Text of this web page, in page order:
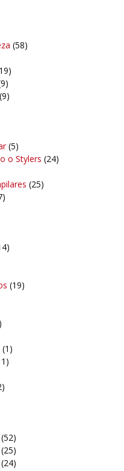
(58)
(9)
(5)
o Stylers (24)
(25)
(19)
(1)
(52)
(25)
(24)